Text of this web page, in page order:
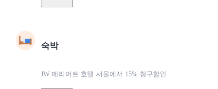
숙박
JW 메리어트 호텔 서울에서 15% 청구할인